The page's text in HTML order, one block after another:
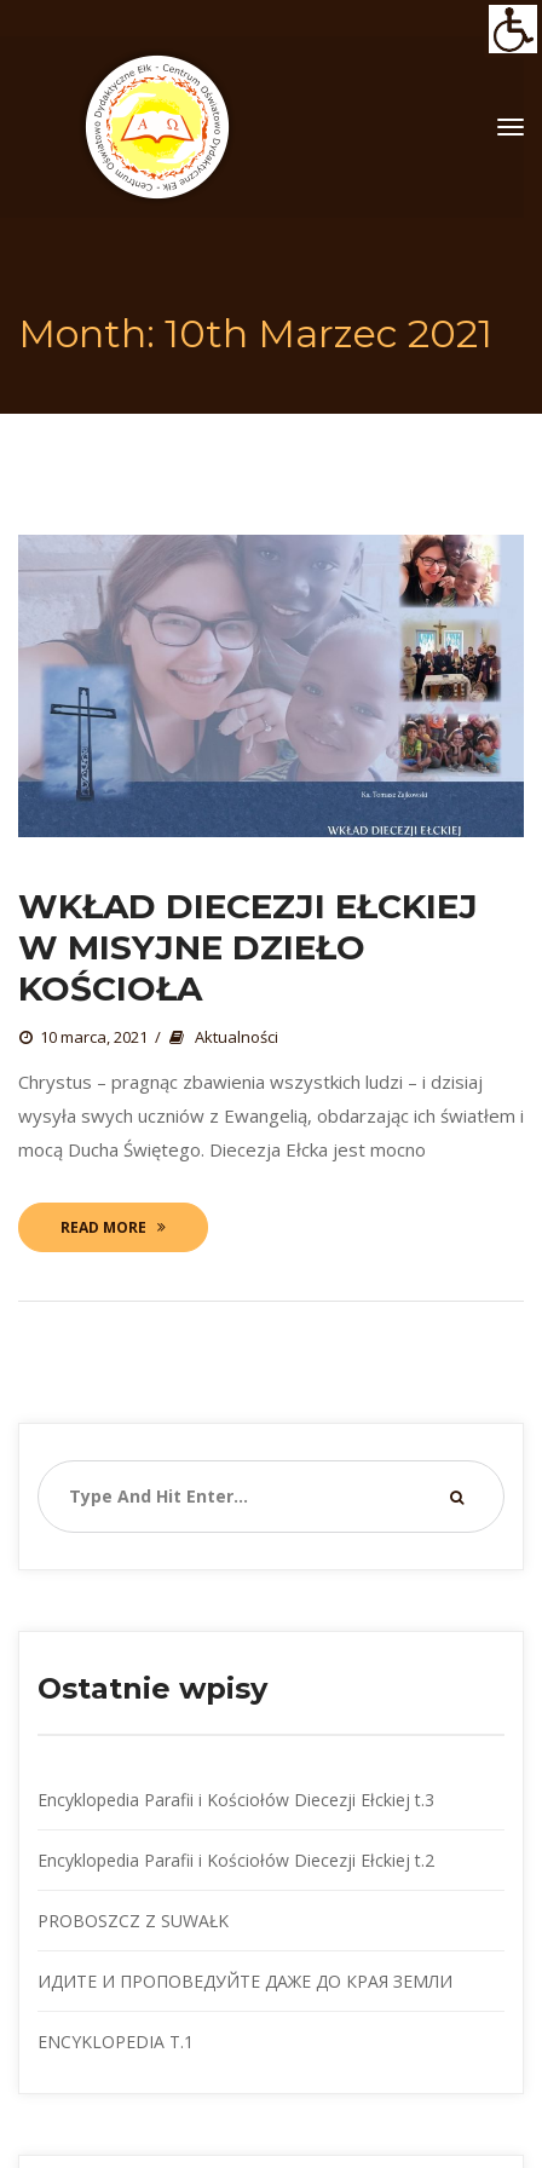
Month: 10th Marzec 2021
WKŁAD DIECEZJI EŁCKIEJ
W MISYJNE DZIEŁO
KOŚCIOŁA
10 marca, 2021 Aktualności
Chrystus – pragnąc zbawienia wszystkich ludzi – i dzisiaj
wysyła swych uczniów z Ewangelią, obdarzając ich światłem i
mocą Ducha Świętego. Diecezja Ełcka jest mocno
READ MORE
Ostatnie wpisy
Encyklopedia Parafii i Kościołów Diecezji Ełckiej t.3
Encyklopedia Parafii i Kościołów Diecezji Ełckiej t.2
PROBOSZCZ Z SUWAŁK
ИДИТЕ И ПРОПОВЕДУЙТЕ ДАЖЕ ДО КРАЯ ЗЕМЛИ
ENCYKLOPEDIA T.1